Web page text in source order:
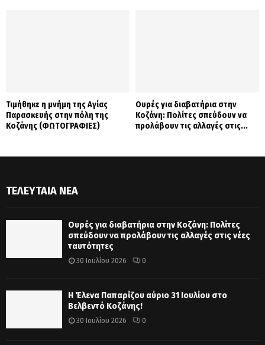
Τιμήθηκε η μνήμη της Αγίας
Παρασκευής στην πόλη της
Κοζάνης (ΦΩΤΟΓΡΑΦΙΕΣ)
Ουρές για διαβατήρια στην
Κοζάνη: Πολίτες σπεύδουν να
προλάβουν τις αλλαγές στις...
ΤΕΛΕΥΤΑΊΑ ΝΈΑ
Ουρές για διαβατήρια στην Κοζάνη: Πολίτες
σπεύδουν να προλάβουν τις αλλαγές στις νέες
ταυτότητες
30 Ιουλίου 2026 0
Η Έλενα Παπαρίζου αύριο 31 Ιουλίου στο
Βελβεντό Κοζάνης!
30 Ιουλίου 2026 0